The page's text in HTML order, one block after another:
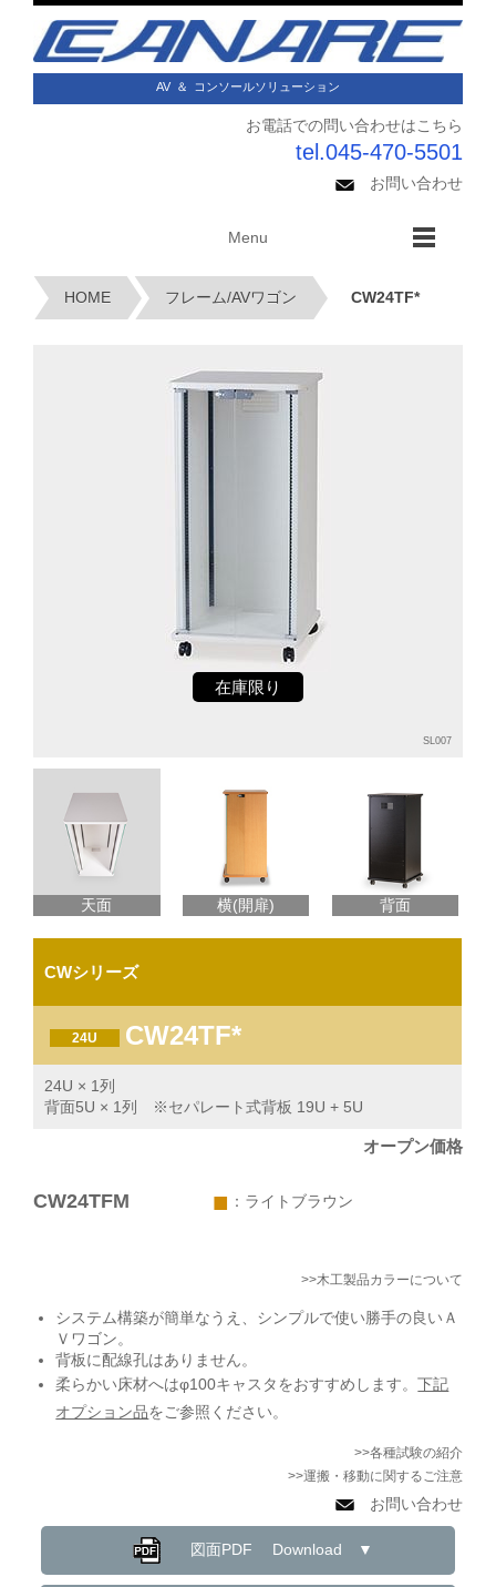
AV ＆ コンソールソリューション
お電話での問い合わせはこちら
tel.045-470-5501
お問い合わせ
Menu
HOME フレーム/AVワゴン CW24TF*
在庫限り
SL007
天面 横(開扉) 背面
CWシリーズ
24U CW24TF*
24U × 1列
背面5U × 1列 ※セパレート式背板 19U + 5U
オープン価格
CW24TFM ■ ：ライトブラウン
>>木工製品カラーについて
システム構築が簡単なうえ、シンプルで使い勝手の良いＡ
Ｖワゴン。
背板に配線孔はありません。
柔らかい床材へはφ100キャスタをおすすめします。下記
オプション品をご参照ください。
>>各種試験の紹介
>>運搬・移動に関するご注意
お問い合わせ
図面PDF Download ▼